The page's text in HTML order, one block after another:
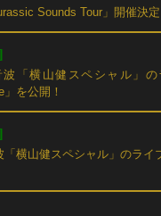
Sounds Tour」開催決定
]
「横山健スペシャル」
を公開！
]
横山健スペシャル」のライ